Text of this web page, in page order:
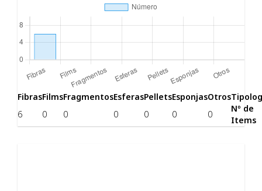
FibrasFilmsFragmentosEsferasPelletsEsponjasOtros
6
0 0 0 0 0 0
Nº de
Items